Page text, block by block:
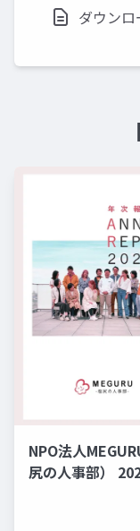
ダウン
NPO法人
尻の人事部）